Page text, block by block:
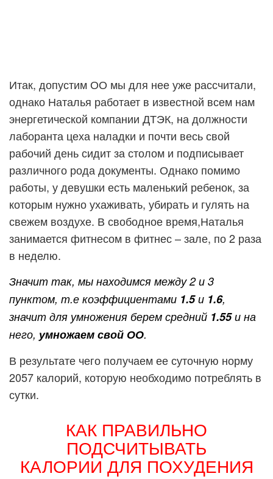
Итак, допустим ОО мы для нее уже рассчитали,
однако Наталья работает в известной всем нам
энергетической компании ДТЭК, на должности
лаборанта цеха наладки и почти весь свой
рабочий день сидит за столом и подписывает
различного рода документы. Однако помимо
работы, у девушки есть маленький ребенок, за
которым нужно ухаживать, убирать и гулять на
свежем воздухе. В свободное время,Наталья
занимается фитнесом в фитнес – зале, по 2 раза
в неделю.
Значит так, мы находимся между 2 и 3
пунктом, т.е коэффициентами 1.5и 1.6,
значит для умножения берем средний 1.55и на
него, умножаем свой ОО.
В результате чего получаем ее суточную норму
2057 калорий, которую необходимо потреблять в
сутки.
КАК ПРАВИЛЬНО
ПОДСЧИТЫВАТЬ
КАЛОРИИ ДЛЯ ПОХУДЕНИЯ